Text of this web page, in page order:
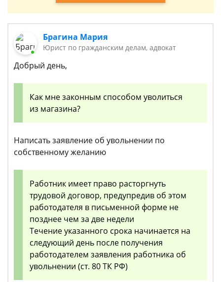
Брагина Мария
Юрист по гражданским делам, адвокат
Добрый день,
Как мне законным способом уволиться
из магазина?
Написать заявление об увольнении по
собственному желанию
Работник имеет право расторгнуть
трудовой договор, предупредив об этом
работодателя в письменной форме не
позднее чем за две недели
Течение указанного срока начинается на
следующий день после получения
работодателем заявления работника об
увольнении (ст. 80 ТК РФ)